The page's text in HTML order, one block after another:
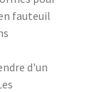
fauteuil
d'un